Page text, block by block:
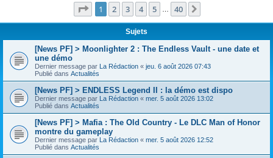
Page 1sur40
1 2 3 4 5 40
Sujets
[News PF] > Moonlighter 2 : The Endless Vault - une date et
une démo
Dernier message par La Rédaction « jeu. 6 août 2026 07:43
Publié dans Actualités
[News PF] > ENDLESS Legend II : la démo est dispo
Dernier message par La Rédaction « mer. 5 août 2026 13:02
Publié dans Actualités
[News PF] > Mafia : The Old Country - Le DLC Man of Honor
montre du gameplay
Dernier message par La Rédaction « mer. 5 août 2026 12:52
Publié dans Actualités